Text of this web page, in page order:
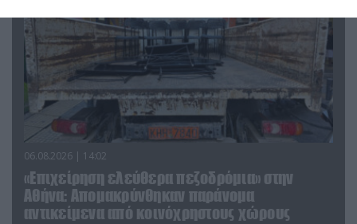
06.08.2026 | 14:02
«Επιχείρηση ελεύθερα πεζοδρόμια» στην
Αθήνα: Απομακρύνθηκαν παράνομα
αντικείμενα από κοινόχρηστους χώρους